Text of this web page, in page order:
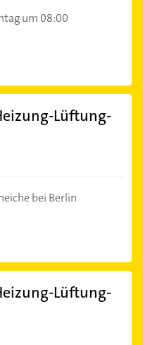
um 08:00
Lüftung-
bei Berlin
Lüftung-